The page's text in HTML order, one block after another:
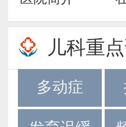
儿科重
多动症